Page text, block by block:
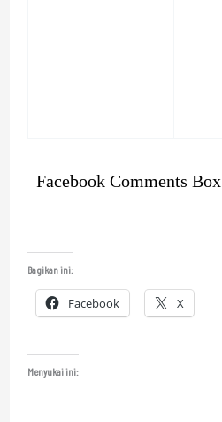
Facebook Comments Box
Bagikan ini:
Facebook X
Menyukai ini: